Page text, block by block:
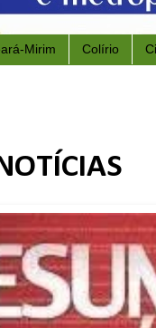
Mirim Colírio